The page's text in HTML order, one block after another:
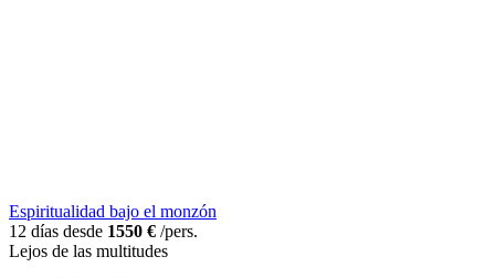
Espiritualidad bajo el monzón
12 días desde 1550 € /pers.
Lejos de las multitudes